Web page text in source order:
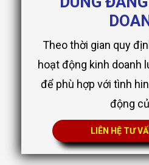
Theo thời gian quy
hoạt động kinh doanh
để phù hợp với tình
động
LIÊN HỆ TƯ